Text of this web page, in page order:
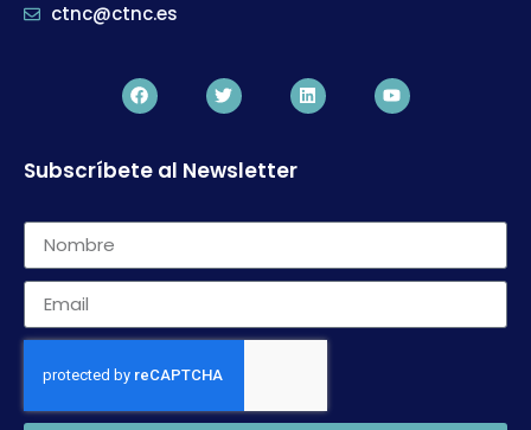
ctnc@ctnc.es
Subscríbete al Newsletter